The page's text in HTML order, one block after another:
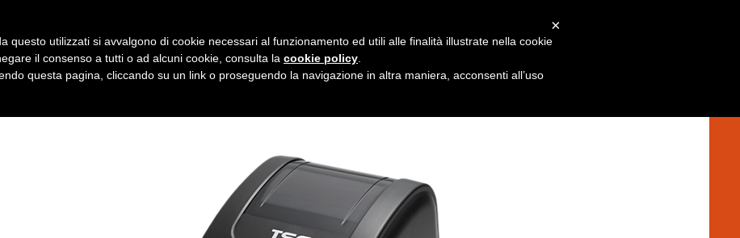
TSC DA210 DA220 DA320
×
questo utilizzati si avvalgono di cookie necessari al funzionamento ed utili alle finalità illustrate nella cookie
il consenso a tutti o ad alcuni cookie, consulta la cookie policy
questa pagina, cliccando su un link o proseguendo la navigazione in altra maniera, acconsenti all’uso